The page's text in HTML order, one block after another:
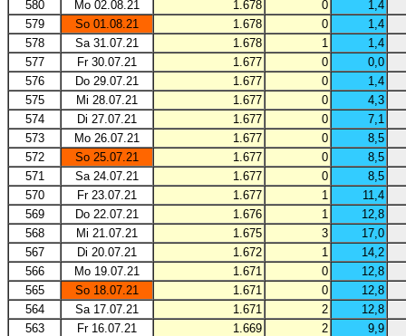
580
Mo 02.08.21 1.678 0
1,4
579
So 01.08.21 1.678 0
1,4
578
Sa 31.07.21 1.678 1
1,4
577
Fr 30.07.21 1.677 0
0,0
576
Do 29.07.21 1.677 0
1,4
575
Mi 28.07.21 1.677 0
4,3
574
Di 27.07.21 1.677 0
7,1
573
Mo 26.07.21 1.677 0
8,5
572
So 25.07.21 1.677 0
8,5
571
Sa 24.07.21 1.677 0
8,5
570
Fr 23.07.21 1.677 1
11,4
569
Do 22.07.21 1.676 1
12,8
568
Mi 21.07.21 1.675 3
17,0
567
Di 20.07.21 1.672 1
14,2
566
Mo 19.07.21 1.671 0
12,8
565
So 18.07.21 1.671 0
12,8
564
Sa 17.07.21 1.671 2
12,8
563
Fr 16.07.21 1.669 2
9,9